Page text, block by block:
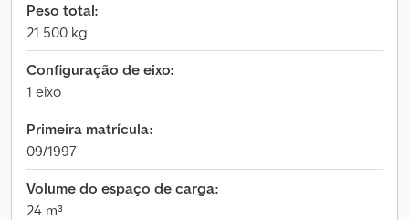
Peso total:
21 500 kg
Configuração de eixo:
1 eixo
Primeira matrícula:
09/1997
Volume do espaço de carga:
24 m³